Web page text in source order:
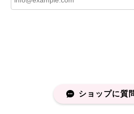
ショップに質